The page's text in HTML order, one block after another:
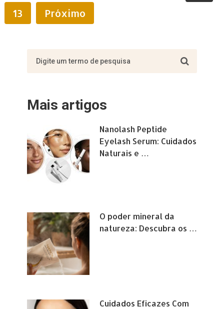
13
Próximo
Mais artigos
Nanolash Peptide
Eyelash Serum: Cuidados
Naturais e …
O poder mineral da
natureza: Descubra os …
Cuidados Eficazes Com